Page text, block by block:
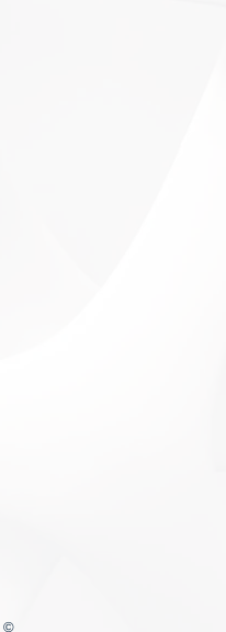
© 2019 כל הזכויות שמורות ל-